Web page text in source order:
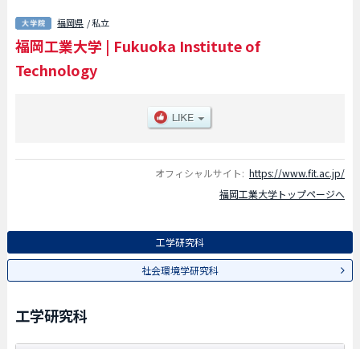
会環境学研究科等、研究科別情報や、募集定員や合格者数など入試情報、施
設案内、アクセスなど外国人留学生に必要な情報を掲載しているので是非ご
利用ください。
福岡県 / 私立
福岡工業大学 | Fukuoka Institute of
Technology
オフィシャルサイト: https://www.fit.ac.jp/
福岡工業大学トップページへ
工学研究科
社会環境学研究科
工学研究科